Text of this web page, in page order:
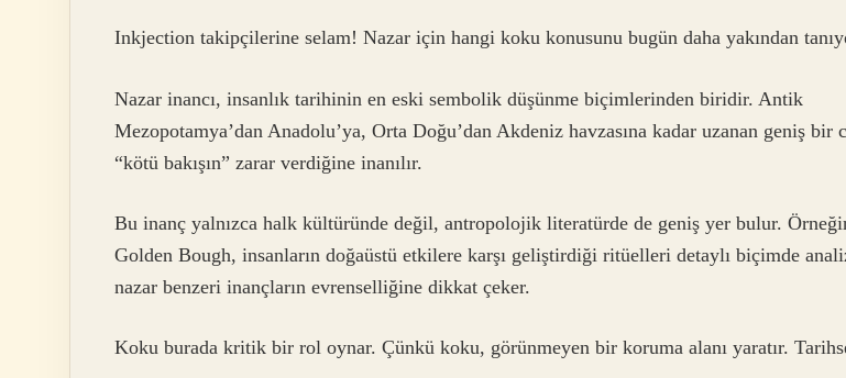
Inkjection takipçilerine selam! Nazar için hangi koku konusunu bugün daha yakından
Nazar inancı, insanlık tarihinin en eski sembolik düşünme biçimlerinden biridir. Antik
Mezopotamya’dan Anadolu’ya, Orta Doğu’dan Akdeniz havzasına kadar uzanan geniş bir
“kötü bakışın” zarar verdiğine inanılır.
Bu inanç yalnızca halk kültüründe değil, antropolojik literatürde de geniş yer bulur.
Golden Bough, insanların doğaüstü etkilere karşı geliştirdiği ritüelleri detaylı biçimde
nazar benzeri inançların evrenselliğine dikkat çeker.
Koku burada kritik bir rol oynar. Çünkü koku, görünmeyen bir koruma alanı yaratır.